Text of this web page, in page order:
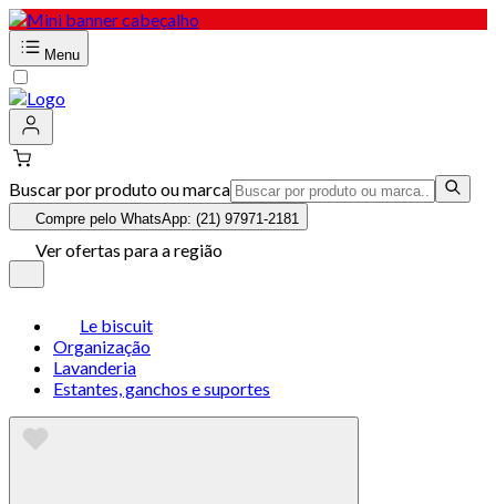
Menu
Buscar por produto ou marca
Compre pelo WhatsApp: (21) 97971-2181
Ver ofertas para a região
Le biscuit
Organização
Lavanderia
Estantes, ganchos e suportes